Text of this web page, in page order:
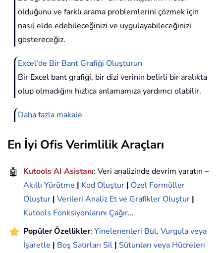
olduğunu ve farklı arama problemlerini çözmek için
nasıl elde edebileceğinizi ve uygulayabileceğinizi
göstereceğiz.
Excel'de Bir Bant Grafiği Oluşturun
Bir Excel bant grafiği, bir dizi verinin belirli bir aralıkta
olup olmadığını hızlıca anlamamıza yardımcı olabilir.
Daha fazla makale
En İyi Ofis Verimlilik Araçları
🤖 Kutools AI Asistanı: Veri analizinde devrim yaratın –
Akıllı Yürütme | Kod Oluştur | Özel Formüller
Oluştur | Verileri Analiz Et ve Grafikler Oluştur |
Kutools Fonksiyonlarını Çağır…
Popüler Özellikler: Yinelenenleri Bul, Vurgula veya
İşaretle | Boş Satırları Sil | Sütunları veya Hücreleri